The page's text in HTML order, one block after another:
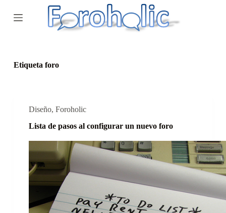
Etiqueta foro
Diseño, Foroholic
Lista de pasos al configurar un nuevo foro